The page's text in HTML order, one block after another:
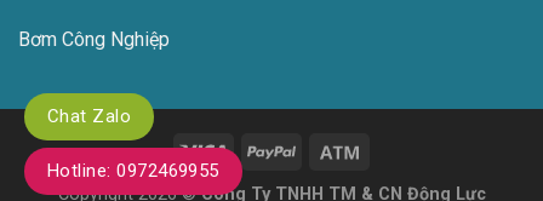
Chat Zalo
Hotline: 0972469955
Bơm Công Nghiệp
Copyright 2026 ©Công Ty TNHH TM & CN Động Lực